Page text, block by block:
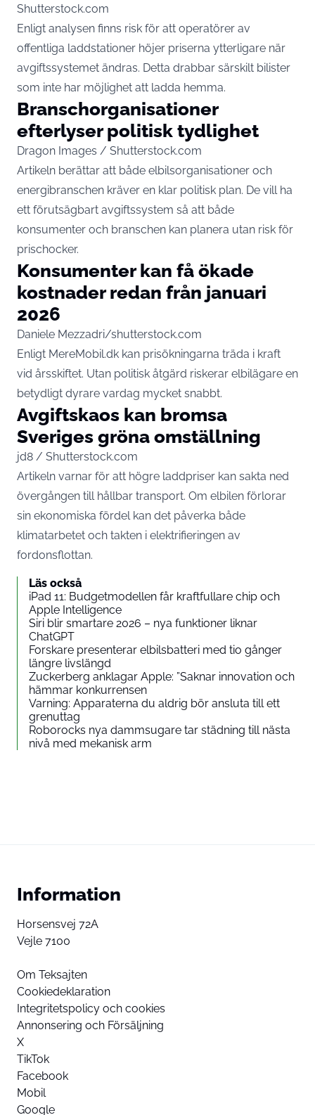
Shutterstock.com
Enligt analysen finns risk för att operatörer av
offentliga laddstationer höjer priserna ytterligare när
avgiftssystemet ändras. Detta drabbar särskilt bilister
som inte har möjlighet att ladda hemma.
Branschorganisationer
efterlyser politisk tydlighet
Dragon Images / Shutterstock.com
Artikeln berättar att både elbilsorganisationer och
energibranschen kräver en klar politisk plan. De vill ha
ett förutsägbart avgiftssystem så att både
konsumenter och branschen kan planera utan risk för
prischocker.
Konsumenter kan få ökade
kostnader redan från januari
2026
Daniele Mezzadri/shutterstock.com
Enligt MereMobil.dk kan prisökningarna träda i kraft
vid årsskiftet. Utan politisk åtgärd riskerar elbilägare en
betydligt dyrare vardag mycket snabbt.
Avgiftskaos kan bromsa
Sveriges gröna omställning
jd8 / Shutterstock.com
Artikeln varnar för att högre laddpriser kan sakta ned
övergången till hållbar transport. Om elbilen förlorar
sin ekonomiska fördel kan det påverka både
klimatarbetet och takten i elektrifieringen av
fordonsflottan.
Läs också
iPad 11: Budgetmodellen får kraftfullare chip och
Apple Intelligence
Siri blir smartare 2026 – nya funktioner liknar
ChatGPT
Forskare presenterar elbilsbatteri med tio gånger
längre livslängd
Zuckerberg anklagar Apple: ”Saknar innovation och
hämmar konkurrensen
Varning: Apparaterna du aldrig bör ansluta till ett
grenuttag
Roborocks nya dammsugare tar städning till nästa
nivå med mekanisk arm
Information
Horsensvej 72A
Vejle 7100
Om Teksajten
Cookiedeklaration
Integritetspolicy och cookies
Annonsering och Försäljning
X
TikTok
Facebook
Mobil
Google